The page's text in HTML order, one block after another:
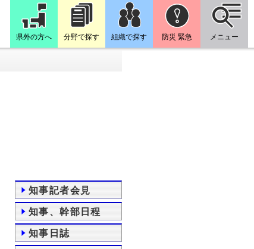
県外の方へ 分野で探す 組織で探す 防災 緊急 メニュー
知事記者会見
知事、幹部日程
知事日誌